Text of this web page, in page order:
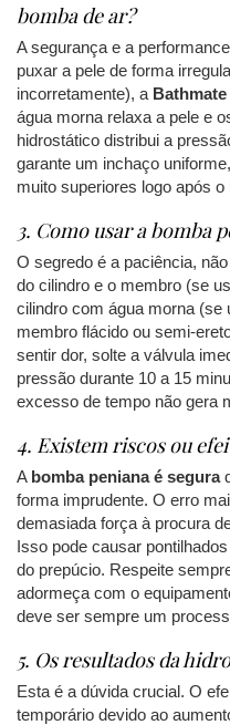
bomba de ar?
A segurança e a
puxar a pele de forma
incorretamente), a
água morna relaxa a pele e
hidrostático distribui a
garante um inchaço
muito superiores logo após o
3. Como usar a bomba
O segredo é a paciência,
do cilindro e o membro (se
cilindro com água morna (se
membro flácido ou semi-
sentir dor, solte a válvula
pressão durante 10 a 15
excesso de tempo não gera
4. Existem riscos ou
A bomba peniana é segura
forma imprudente. O erro
demasiada força à procura
Isso pode causar
do prepúcio. Respeite
adormeça com o
deve ser sempre um
5. Os resultados da
Esta é a dúvida crucial. O
temporário devido ao